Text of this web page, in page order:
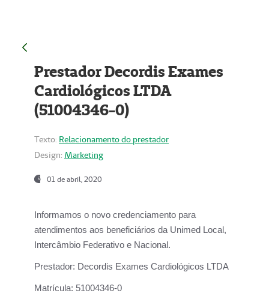
Prestador Decordis Exames
Cardiológicos LTDA
(51004346-0)
Texto: Relacionamento do prestador
Design: Marketing
01 de abril, 2020
Informamos o novo credenciamento para
atendimentos aos beneficiários da Unimed Local,
Intercâmbio Federativo e Nacional.
Prestador: Decordis Exames Cardiológicos LTDA
Matrícula: 51004346-0